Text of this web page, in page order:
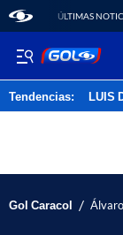
ÚLTIMAS
Tendencias: LUIS
Gol Caracol /